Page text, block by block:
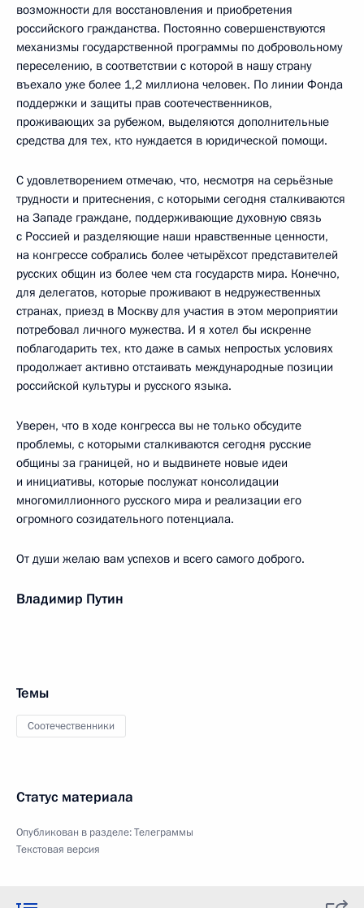
возможности для восстановления и приобретения
российского гражданства. Постоянно совершенствуются
механизмы государственной программы по добровольному
переселению, в соответствии с которой в нашу страну
въехало уже более 1,2 миллиона человек. По линии Фонда
поддержки и защиты прав соотечественников,
проживающих за рубежом, выделяются дополнительные
средства для тех, кто нуждается в юридической помощи.
С удовлетворением отмечаю, что, несмотря на серьёзные
трудности и притеснения, с которыми сегодня сталкиваются
на Западе граждане, поддерживающие духовную связь
с Россией и разделяющие наши нравственные ценности,
на конгрессе собрались более четырёхсот представителей
русских общин из более чем ста государств мира. Конечно,
для делегатов, которые проживают в недружественных
странах, приезд в Москву для участия в этом мероприятии
потребовал личного мужества. И я хотел бы искренне
поблагодарить тех, кто даже в самых непростых условиях
продолжает активно отстаивать международные позиции
российской культуры и русского языка.
Уверен, что в ходе конгресса вы не только обсудите
проблемы, с которыми сталкиваются сегодня русские
общины за границей, но и выдвинете новые идеи
и инициативы, которые послужат консолидации
многомиллионного русского мира и реализации его
огромного созидательного потенциала.
От души желаю вам успехов и всего самого доброго.
Владимир Путин
Темы
Соотечественники
Статус материала
Опубликован в разделе:Телеграммы
Текстовая версия